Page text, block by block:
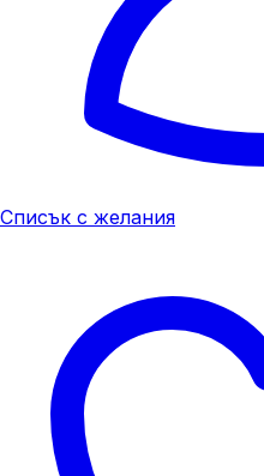
Списък с желания